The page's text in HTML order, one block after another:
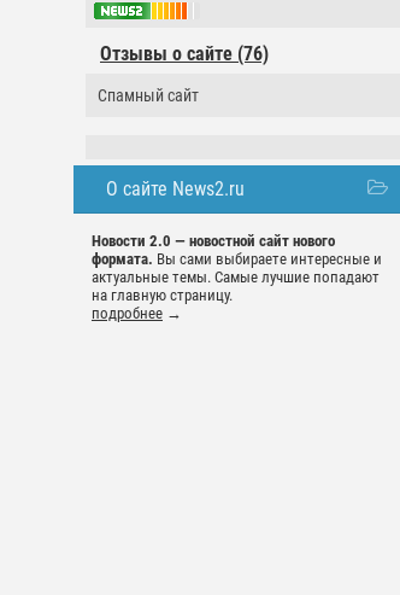
Отзывы о сайте (76)
Спамный сайт
О сайте News2.ru
Новости 2.0 — новостной сайт нового
формата. Вы сами выбираете интересные и
актуальные темы. Самые лучшие попадают
на главную страницу.
подробнее →